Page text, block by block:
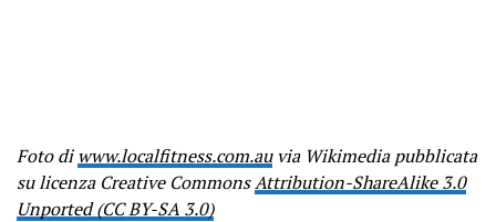
Foto diwww.localfitness.com.auvia Wikimedia pubblicata
su licenza Creative CommonsAttribution-ShareAlike 3.0
Unported (CC BY-SA 3.0)